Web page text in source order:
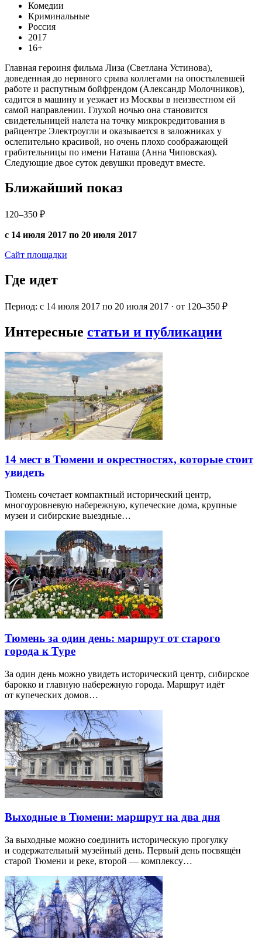
Комедии
Криминальные
Россия
2017
16+
Главная героиня фильма Лиза (Светлана Устинова),
доведенная до нервного срыва коллегами на опостылевшей
работе и распутным бойфрендом (Александр Молочников),
садится в машину и уезжает из Москвы в неизвестном ей
самой направлении. Глухой ночью она становится
свидетельницей налета на точку микрокредитования в
райцентре Электроугли и оказывается в заложниках у
ослепительно красивой, но очень плохо соображающей
грабительницы по имени Наташа (Анна Чиповская).
Следующие двое суток девушки проведут вместе.
Ближайший показ
120–350 ₽
с 14 июля 2017 по 20 июля 2017
Сайт площадки
Где идет
Период: с 14 июля 2017 по 20 июля 2017 · от 120–350 ₽
Интересные статьи и публикации
14 мест в Тюмени и окрестностях, которые стоит
увидеть
Тюмень сочетает компактный исторический центр,
многоуровневую набережную, купеческие дома, крупные
музеи и сибирские выездные…
Тюмень за один день: маршрут от старого
города к Туре
За один день можно увидеть исторический центр, сибирское
барокко и главную набережную города. Маршрут идёт
от купеческих домов…
Выходные в Тюмени: маршрут на два дня
За выходные можно соединить историческую прогулку
и содержательный музейный день. Первый день посвящён
старой Тюмени и реке, второй — комплексу…